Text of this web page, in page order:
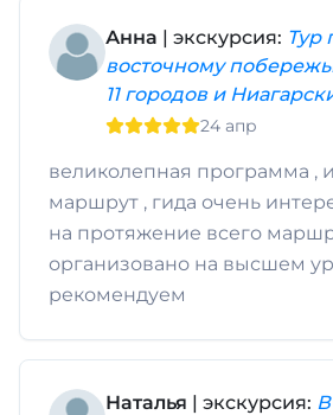
Анна | экскурсия: Тур
восточному
11 городов и
24 апр
великолепная программа ,
маршрут , гида очень
на протяжение всего
организовано на высшем
рекомендуем
Наталья | экскурсия: В